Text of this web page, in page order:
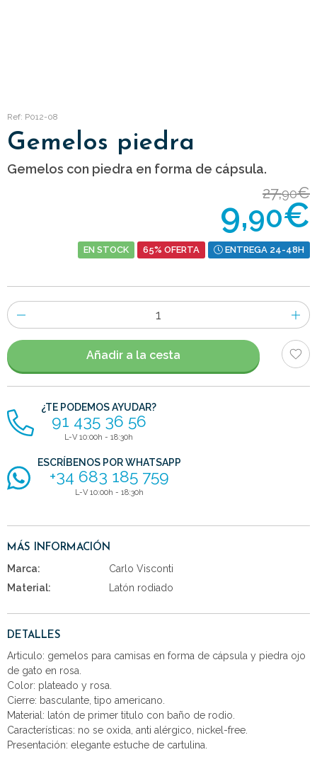
Ref: P012-08
Gemelos piedra
Gemelos con piedra en forma de cápsula.
27,90€
9,90€
EN STOCK 65% OFERTA ENTREGA 24-48H
Número
de
artículos
Añadir a la cesta
¿TE PODEMOS AYUDAR?
91 435 36 56
L-V 10:00h - 18:30h
ESCRÍBENOS POR WHATSAPP
+34 683 185 759
L-V 10:00h - 18:30h
MÁS INFORMACIÓN
Marca:
Carlo Visconti
Material:
Latón rodiado
DETALLES
Articulo: gemelos para camisas en forma de cápsula y piedra ojo
de gato en rosa.
Color: plateado y rosa.
Cierre: basculante, tipo americano.
Material: latón de primer titulo con baño de rodio.
Características: no se oxida, anti alérgico, nickel-free.
Presentación: elegante estuche de cartulina.